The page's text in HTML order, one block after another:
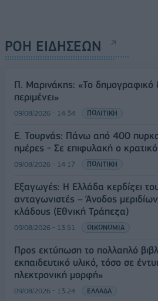
ΡΟΗ ΕΙΔΗΣΕΩΝ
Π. Μαρινάκης: «Το δημογραφικό
περιμένει»
09/08/2026 - 14:34 ΠΟΛΙΤΙΚΗ
Ε. Τουρνάς: Πάνω από 400
ημέρες - Σε επιφυλακή ο
09/08/2026 - 14:17 ΠΟΛΙΤΙΚΗ
Εξαγωγές: Η Ελλάδα κερδίζει
ανταγωνιστές – Άνοδος
κλάδους (Εθνική Τράπεζα)
09/08/2026 - 13:51 ΟΙΚΟΝΟΜΙΑ
Προς εκτύπωση το πολλαπλό
εκπαιδευτικό υλικό, τόσο σε
ηλεκτρονική μορφή»
09/08/2026 - 13:24 ΕΛΛΑΔΑ